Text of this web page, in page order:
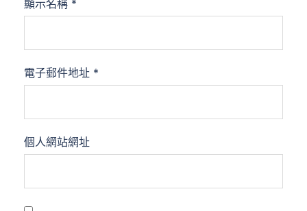
顯示名稱 *
電子郵件地址 *
個人網站網址